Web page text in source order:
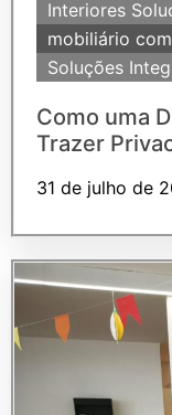
Interiores
mobiliário
Soluções
Como uma
Trazer
31 de julho de